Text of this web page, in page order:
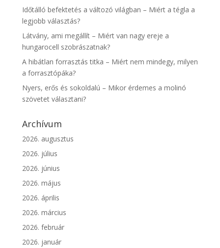
Időtálló befektetés a változó világban – Miért a tégla a
legjobb választás?
Látvány, ami megállít – Miért van nagy ereje a
hungarocell szobrászatnak?
A hibátlan forrasztás titka – Miért nem mindegy, milyen
a forrasztópáka?
Nyers, erős és sokoldalú – Mikor érdemes a molinó
szövetet választani?
Archívum
2026. augusztus
2026. július
2026. június
2026. május
2026. április
2026. március
2026. február
2026. január